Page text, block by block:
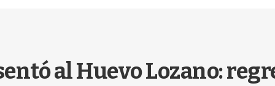
al Huevo Lozano: